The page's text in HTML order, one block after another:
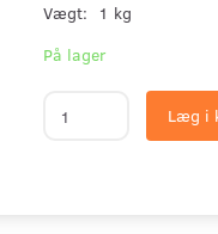
Vægt:
1 kg
På lager
Læg i